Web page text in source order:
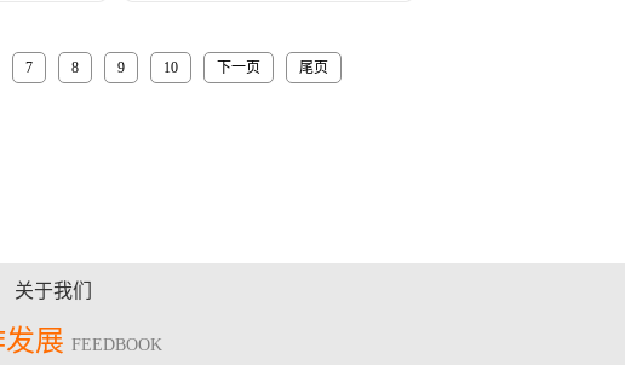
7 8 9 10 下一页 尾页
关于我们
展 FEEDBOOK